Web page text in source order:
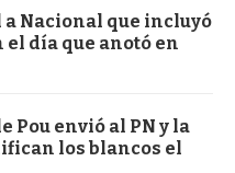
Nacional que incluyó
el día que anotó en
Pou envió al PN y la
los blancos el